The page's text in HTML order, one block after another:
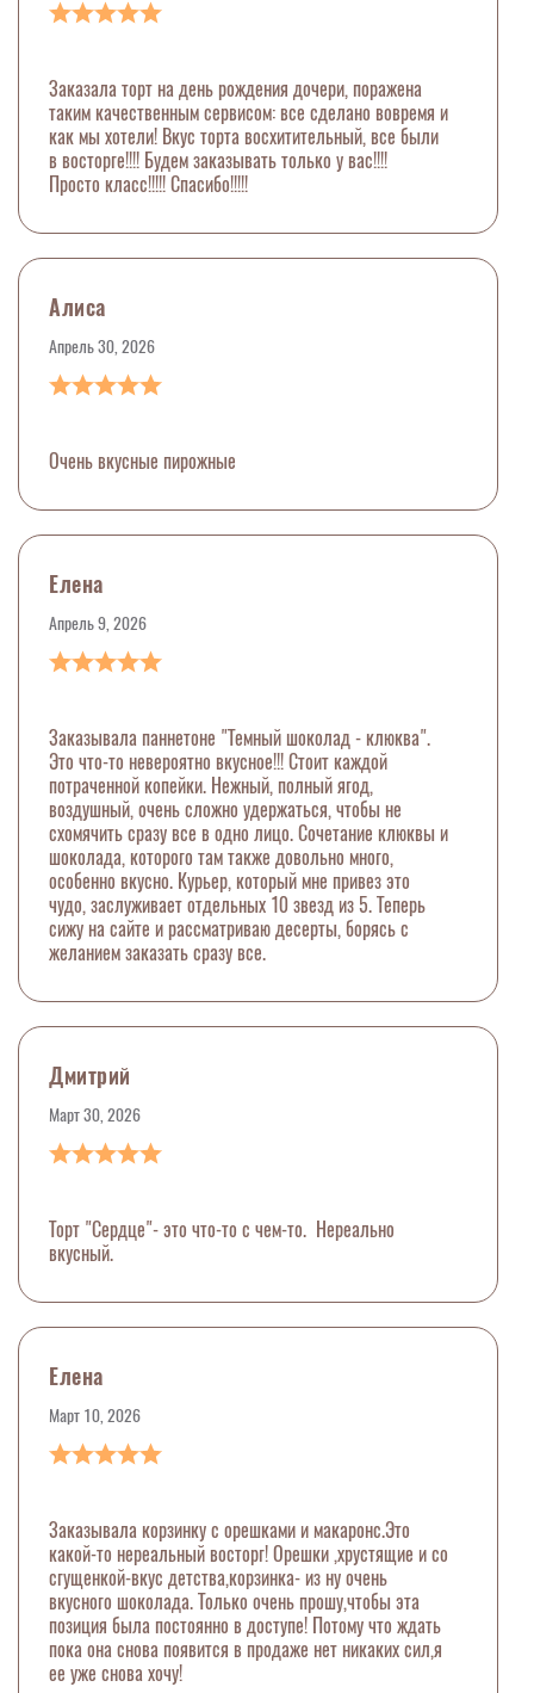
Заказала торт на день рождения дочери, поражена
таким качественным сервисом: все сделано вовремя и
как мы хотели! Вкус торта восхитительный, все были
в восторге!!!! Будем заказывать только у вас!!!!
Просто класс!!!!! Спасибо!!!!!
Алиса
Апрель 30, 2026
Очень вкусные пирожные
Елена
Апрель 9, 2026
Заказывала паннетоне "Темный шоколад - клюква".
Это что-то невероятно вкусное!!! Стоит каждой
потраченной копейки. Нежный, полный ягод,
воздушный, очень сложно удержаться, чтобы не
схомячить сразу все в одно лицо. Сочетание клюквы и
шоколада, которого там также довольно много,
особенно вкусно. Курьер, который мне привез это
чудо, заслуживает отдельных 10 звезд из 5. Теперь
сижу на сайте и рассматриваю десерты, борясь с
желанием заказать сразу все.
Дмитрий
Март 30, 2026
Торт "Сердце"- это что-то с чем-то. Нереально
вкусный.
Елена
Март 10, 2026
Заказывала корзинку с орешками и макаронс.Это
какой-то нереальный восторг! Орешки ,хрустящие и со
сгущенкой-вкус детства,корзинка- из ну очень
вкусного шоколада. Только очень прошу,чтобы эта
позиция была постоянно в доступе! Потому что ждать
пока она снова появится в продаже нет никаких сил,я
ее уже снова хочу!